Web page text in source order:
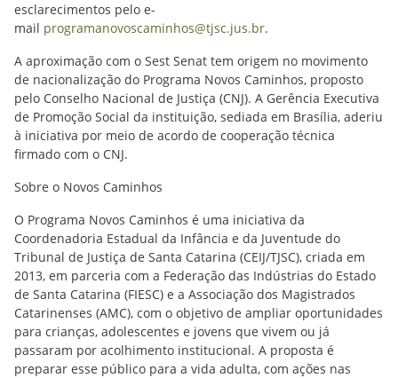
esclarecimentos pelo e-
mail programanovoscaminhos@tjsc.jus.br.
A aproximação com o Sest Senat tem origem no movimento
de nacionalização do Programa Novos Caminhos, proposto
pelo Conselho Nacional de Justiça (CNJ). A Gerência Executiva
de Promoção Social da instituição, sediada em Brasília, aderiu
à iniciativa por meio de acordo de cooperação técnica
firmado com o CNJ.
Sobre o Novos Caminhos
O Programa Novos Caminhos é uma iniciativa da
Coordenadoria Estadual da Infância e da Juventude do
Tribunal de Justiça de Santa Catarina (CEIJ/TJSC), criada em
2013, em parceria com a Federação das Indústrias do Estado
de Santa Catarina (FIESC) e a Associação dos Magistrados
Catarinenses (AMC), com o objetivo de ampliar oportunidades
para crianças, adolescentes e jovens que vivem ou já
passaram por acolhimento institucional. A proposta é
preparar esse público para a vida adulta, com ações nas